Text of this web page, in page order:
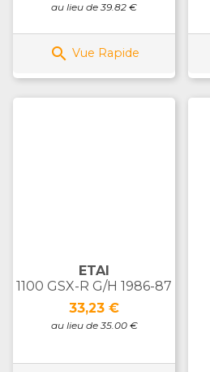
au lieu de 39.82 €
 Vue Rapide
ETAI
1100 GSX-R G/H 1986-87
Prix
33,23 €
au lieu de 35.00 €